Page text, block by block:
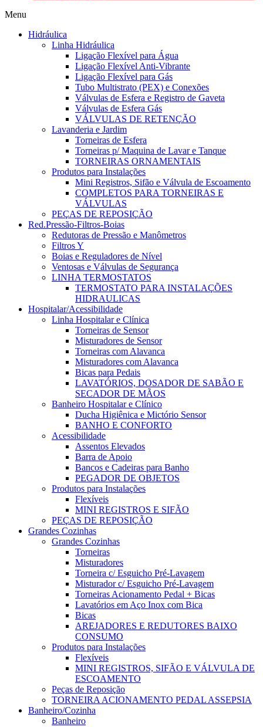
Menu
Hidráulica
Linha Hidráulica
Ligação Flexível para Água
Ligação Flexível Anti-Vibrante
Ligação Flexível para Gás
Tubo Multistrato (PEX) e Conexões
Válvulas de Esfera e Registro de Gaveta
Válvulas de Esfera Gás
VÁLVULAS DE RETENÇÃO
Lavanderia e Jardim
Torneiras de Esfera
Torneiras p/ Maquina de Lavar e Tanque
TORNEIRAS ORNAMENTAIS
Produtos para Instalações
Mini Registros, Sifão e Válvula de Escoamento
COMPLETOS PARA TORNEIRAS E
VÁLVULAS
PEÇAS DE REPOSIÇÃO
Red.Pressão-Filtros-Boias
Redutoras de Pressão e Manômetros
Filtros Y
Boias e Reguladores de Nível
Ventosas e Válvulas de Segurança
LINHA TERMOSTATOS
TERMOSTATO PARA INSTALAÇÕES
HIDRAULICAS
Hospitalar/Acessibilidade
Linha Hospitalar e Clínica
Torneiras de Sensor
Misturadores de Sensor
Torneiras com Alavanca
Misturadores com Alavanca
Bicas para Pedais
LAVATÓRIOS, DOSADOR DE SABÃO E
SECADOR DE MÃOS
Banheiro Hospitalar e Clínico
Ducha Higiênica e Mictório Sensor
BANHO E CONFORTO
Acessibilidade
Assentos Elevados
Barra de Apoio
Bancos e Cadeiras para Banho
PEGADOR DE OBJETOS
Produtos para Instalações
Flexíveis
MINI REGISTROS E SIFÃO
PEÇAS DE REPOSIÇÃO
Grandes Cozinhas
Grandes Cozinhas
Torneiras
Misturadores
Torneira c/ Esguicho Pré-Lavagem
Misturador c/ Esguicho Pré-Lavagem
Torneiras Acionamento Pedal + Bicas
Lavatórios em Aço Inox com Bica
Bicas
AREJADORES E REDUTORES BAIXO
CONSUMO
Produtos para Instalações
Flexíveis
MINI REGISTROS, SIFÃO E VÁLVULA DE
ESCOAMENTO
Peças de Reposição
TORNEIRA ACIONAMENTO PEDAL ASSEPSIA
Banheiro/Cozinha
Banheiro